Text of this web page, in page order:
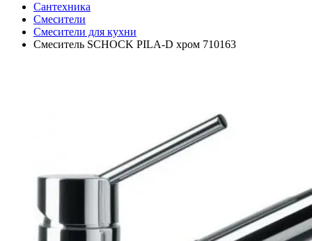
Сантехника
Смесители
Смесители для кухни
Смеситель SCHOCK PILA-D хром 710163